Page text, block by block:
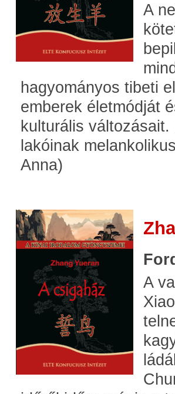
A
hagyományos tibeti
emberek életmódját
kulturális
lakóinak
Anna)
A